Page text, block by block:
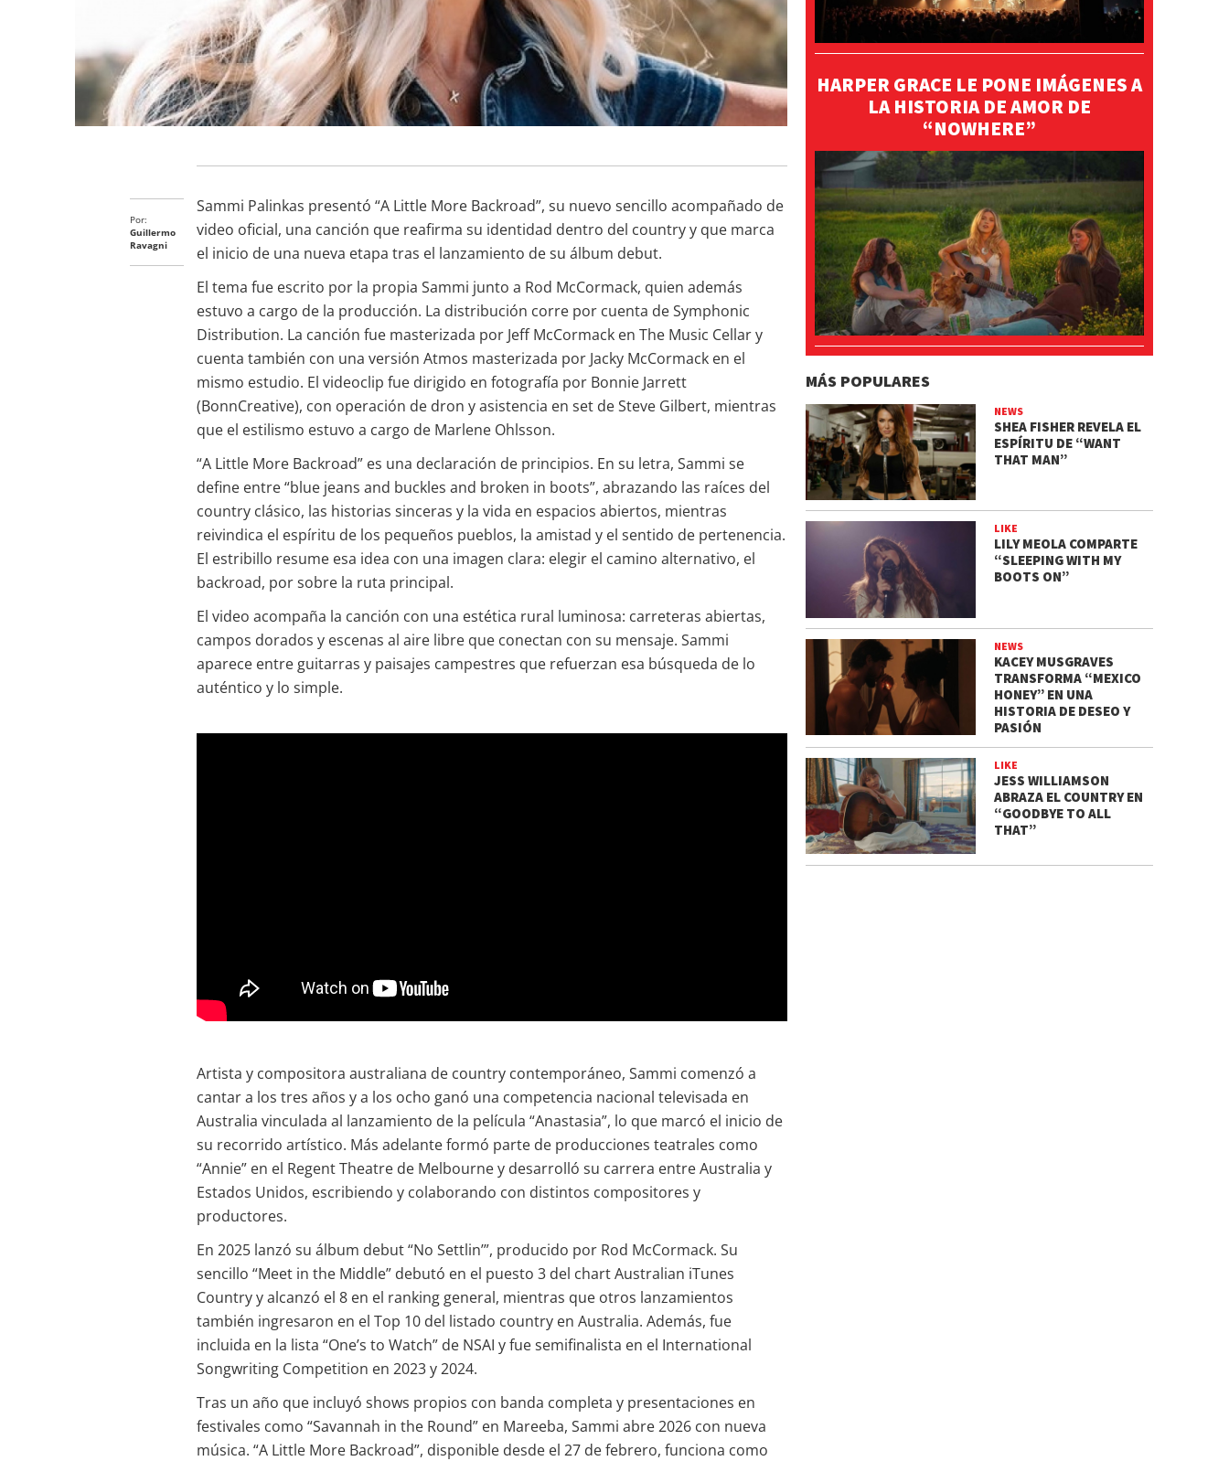
Por:
Guillermo
Ravagni
Sammi Palinkas presentó “A Little More Backroad”, su nuevo sencillo acompañado de
video oficial, una canción que reafirma su identidad dentro del country y que marca
el inicio de una nueva etapa tras el lanzamiento de su álbum debut.
El tema fue escrito por la propia Sammi junto a Rod McCormack, quien además
estuvo a cargo de la producción. La distribución corre por cuenta de Symphonic
Distribution. La canción fue masterizada por Jeff McCormack en The Music Cellar y
cuenta también con una versión Atmos masterizada por Jacky McCormack en el
mismo estudio. El videoclip fue dirigido en fotografía por Bonnie Jarrett
(BonnCreative), con operación de dron y asistencia en set de Steve Gilbert, mientras
que el estilismo estuvo a cargo de Marlene Ohlsson.
“A Little More Backroad” es una declaración de principios. En su letra, Sammi se
define entre “blue jeans and buckles and broken in boots”, abrazando las raíces del
country clásico, las historias sinceras y la vida en espacios abiertos, mientras
reivindica el espíritu de los pequeños pueblos, la amistad y el sentido de pertenencia.
El estribillo resume esa idea con una imagen clara: elegir el camino alternativo, el
backroad, por sobre la ruta principal.
El video acompaña la canción con una estética rural luminosa: carreteras abiertas,
campos dorados y escenas al aire libre que conectan con su mensaje. Sammi
aparece entre guitarras y paisajes campestres que refuerzan esa búsqueda de lo
auténtico y lo simple.
Artista y compositora australiana de country contemporáneo, Sammi comenzó a
cantar a los tres años y a los ocho ganó una competencia nacional televisada en
Australia vinculada al lanzamiento de la película “Anastasia”, lo que marcó el inicio de
su recorrido artístico. Más adelante formó parte de producciones teatrales como
“Annie” en el Regent Theatre de Melbourne y desarrolló su carrera entre Australia y
Estados Unidos, escribiendo y colaborando con distintos compositores y
productores.
En 2025 lanzó su álbum debut “No Settlin’”, producido por Rod McCormack. Su
sencillo “Meet in the Middle” debutó en el puesto 3 del chart Australian iTunes
Country y alcanzó el 8 en el ranking general, mientras que otros lanzamientos
también ingresaron en el Top 10 del listado country en Australia. Además, fue
incluida en la lista “One’s to Watch” de NSAI y fue semifinalista en el International
Songwriting Competition en 2023 y 2024.
Tras un año que incluyó shows propios con banda completa y presentaciones en
festivales como “Savannah in the Round” en Mareeba, Sammi abre 2026 con nueva
música. “A Little More Backroad”, disponible desde el 27 de febrero, funciona como
HARPER GRACE LE PONE IMÁGENES A
LA HISTORIA DE AMOR DE
“NOWHERE”
MÁS POPULARES
NEWS
SHEA FISHER REVELA EL
ESPÍRITU DE “WANT
THAT MAN”
LIKE
LILY MEOLA COMPARTE
“SLEEPING WITH MY
BOOTS ON”
NEWS
KACEY MUSGRAVES
TRANSFORMA “MEXICO
HONEY” EN UNA
HISTORIA DE DESEO Y
PASIÓN
LIKE
JESS WILLIAMSON
ABRAZA EL COUNTRY EN
“GOODBYE TO ALL
THAT”